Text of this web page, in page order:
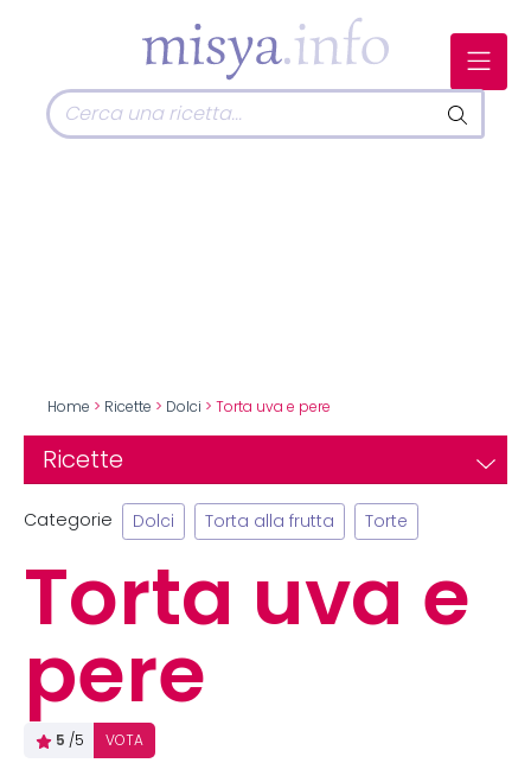
Home > Ricette > Dolci > Torta uva e pere
Ricette
Categorie Dolci Torta alla frutta Torte
Torta uva e
pere
5 /5 VOTA